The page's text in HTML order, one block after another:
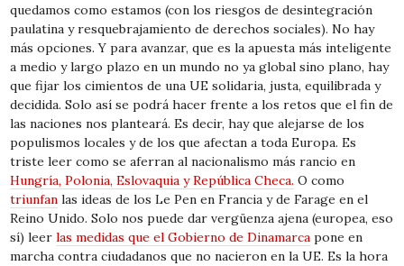
quedamos como estamos (con los riesgos de desintegración
paulatina y resquebrajamiento de derechos sociales). No hay
más opciones. Y para avanzar, que es la apuesta más inteligente
a medio y largo plazo en un mundo no ya global sino plano, hay
que fijar los cimientos de una UE solidaria, justa, equilibrada y
decidida. Solo así se podrá hacer frente a los retos que el fin de
las naciones nos planteará. Es decir, hay que alejarse de los
populismos locales y de los que afectan a toda Europa. Es
triste leer como se aferran al nacionalismo más rancio en
Hungría, Polonia, Eslovaquia y República Checa. O como
triunfan las ideas de los Le Pen en Francia y de Farage en el
Reino Unido. Solo nos puede dar vergüenza ajena (europea, eso
sí) leerlas medidas que el Gobierno de Dinamarca pone en
marcha contra ciudadanos que no nacieron en la UE. Es la hora